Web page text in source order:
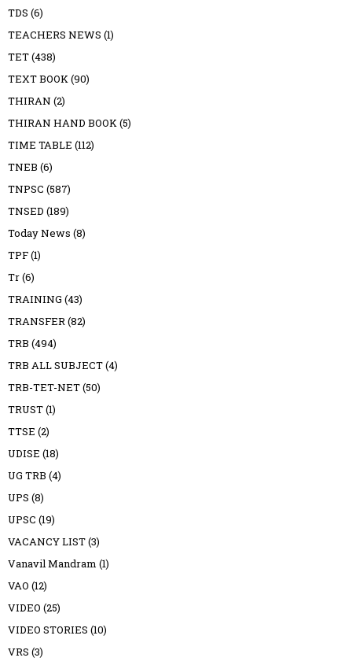
TDS (6)
TEACHERS NEWS (1)
TET(438)
TEXT BOOK(90)
THIRAN (2)
THIRAN HAND BOOK(5)
TIME TABLE (112)
TNEB (6)
TNPSC (587)
TNSED (189)
Today News (8)
TPF(1)
Tr(6)
TRAINING (43)
TRANSFER(82)
TRB (494)
TRB ALL SUBJECT(4)
TRB-TET-NET(50)
TRUST(1)
TTSE (2)
UDISE (18)
UG TRB (4)
UPS (8)
UPSC (19)
VACANCY LIST(3)
Vanavil Mandram (1)
VAO (12)
VIDEO (25)
VIDEO STORIES (10)
VRS (3)